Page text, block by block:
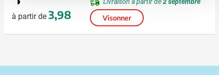
à partir de 3,98 Visonner